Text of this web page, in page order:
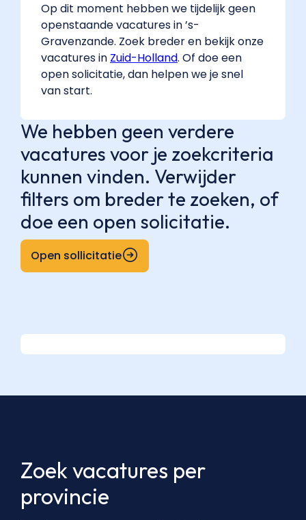
Op dit moment hebben we tijdelijk geen
openstaande vacatures in ’s-
Gravenzande. Zoek breder en bekijk onze
vacatures in Zuid-Holland. Of doe een
open solicitatie, dan helpen we je snel
van start.
We hebben geen verdere
vacatures voor je zoekcriteria
kunnen vinden. Verwijder
filters om breder te zoeken, of
doe een open solicitatie.
Open sollicitatie
Zoek vacatures per
provincie